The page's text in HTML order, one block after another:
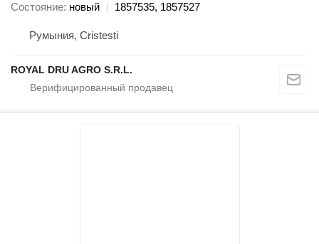
Состояние новый 1857535, 1857527
Румыния, Cristesti
ROYAL DRU AGRO S.R.L.